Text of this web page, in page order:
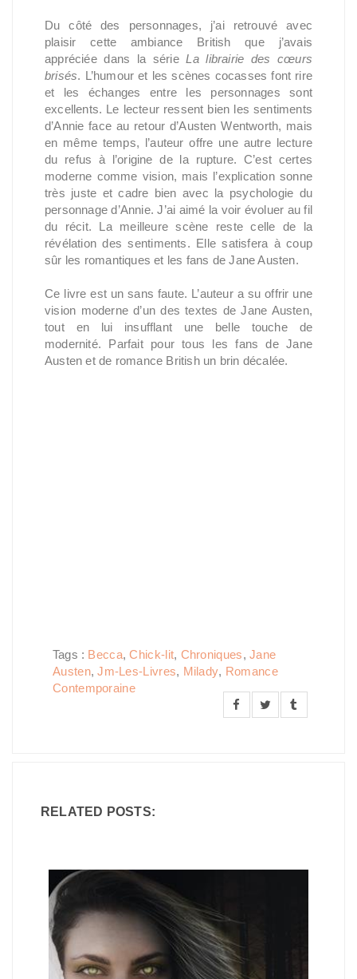
Du côté des personnages, j’ai retrouvé avec
plaisir cette ambiance British que j’avais
appréciée dans la sérieLa librairie des cœurs
brisés. L’humour et les scènes cocasses font rire
et les échanges entre les personnages sont
excellents. Le lecteur ressent bien les sentiments
d’Annie face au retour d’Austen Wentworth, mais
en même temps, l’auteur offre une autre lecture
du refus à l’origine de la rupture. C’est certes
moderne comme vision, mais l’explication sonne
très juste et cadre bien avec la psychologie du
personnage d’Annie. J’ai aimé la voir évoluer au fil
du récit. La meilleure scène reste celle de la
révélation des sentiments. Elle satisfera à coup
sûr les romantiques et les fans de Jane Austen.
Ce livre est un sans faute. L’auteur a su offrir une
vision moderne d’un des textes de Jane Austen,
tout en lui insufflant une belle touche de
modernité. Parfait pour tous les fans de Jane
Austen et de romance British un brin décalée.
Tags : Becca,Chick-lit, Chroniques, Jane
Austen,Jm-Les-Livres, Milady, Romance
Contemporaine
RELATED POSTS: